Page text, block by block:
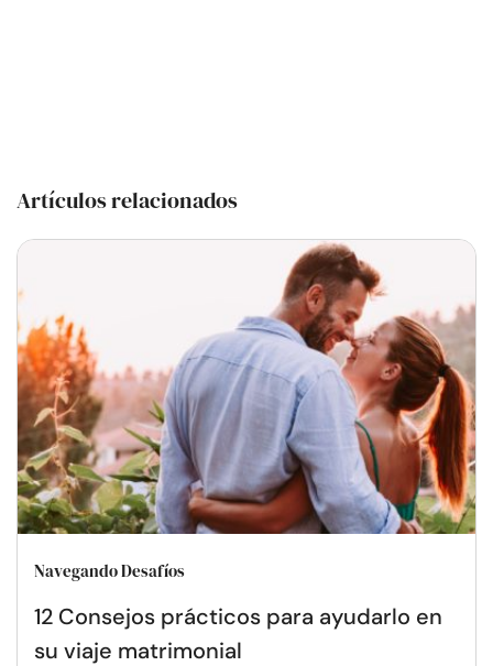
Artículos relacionados
Navegando Desafíos
12 Consejos prácticos para ayudarlo en
su viaje matrimonial